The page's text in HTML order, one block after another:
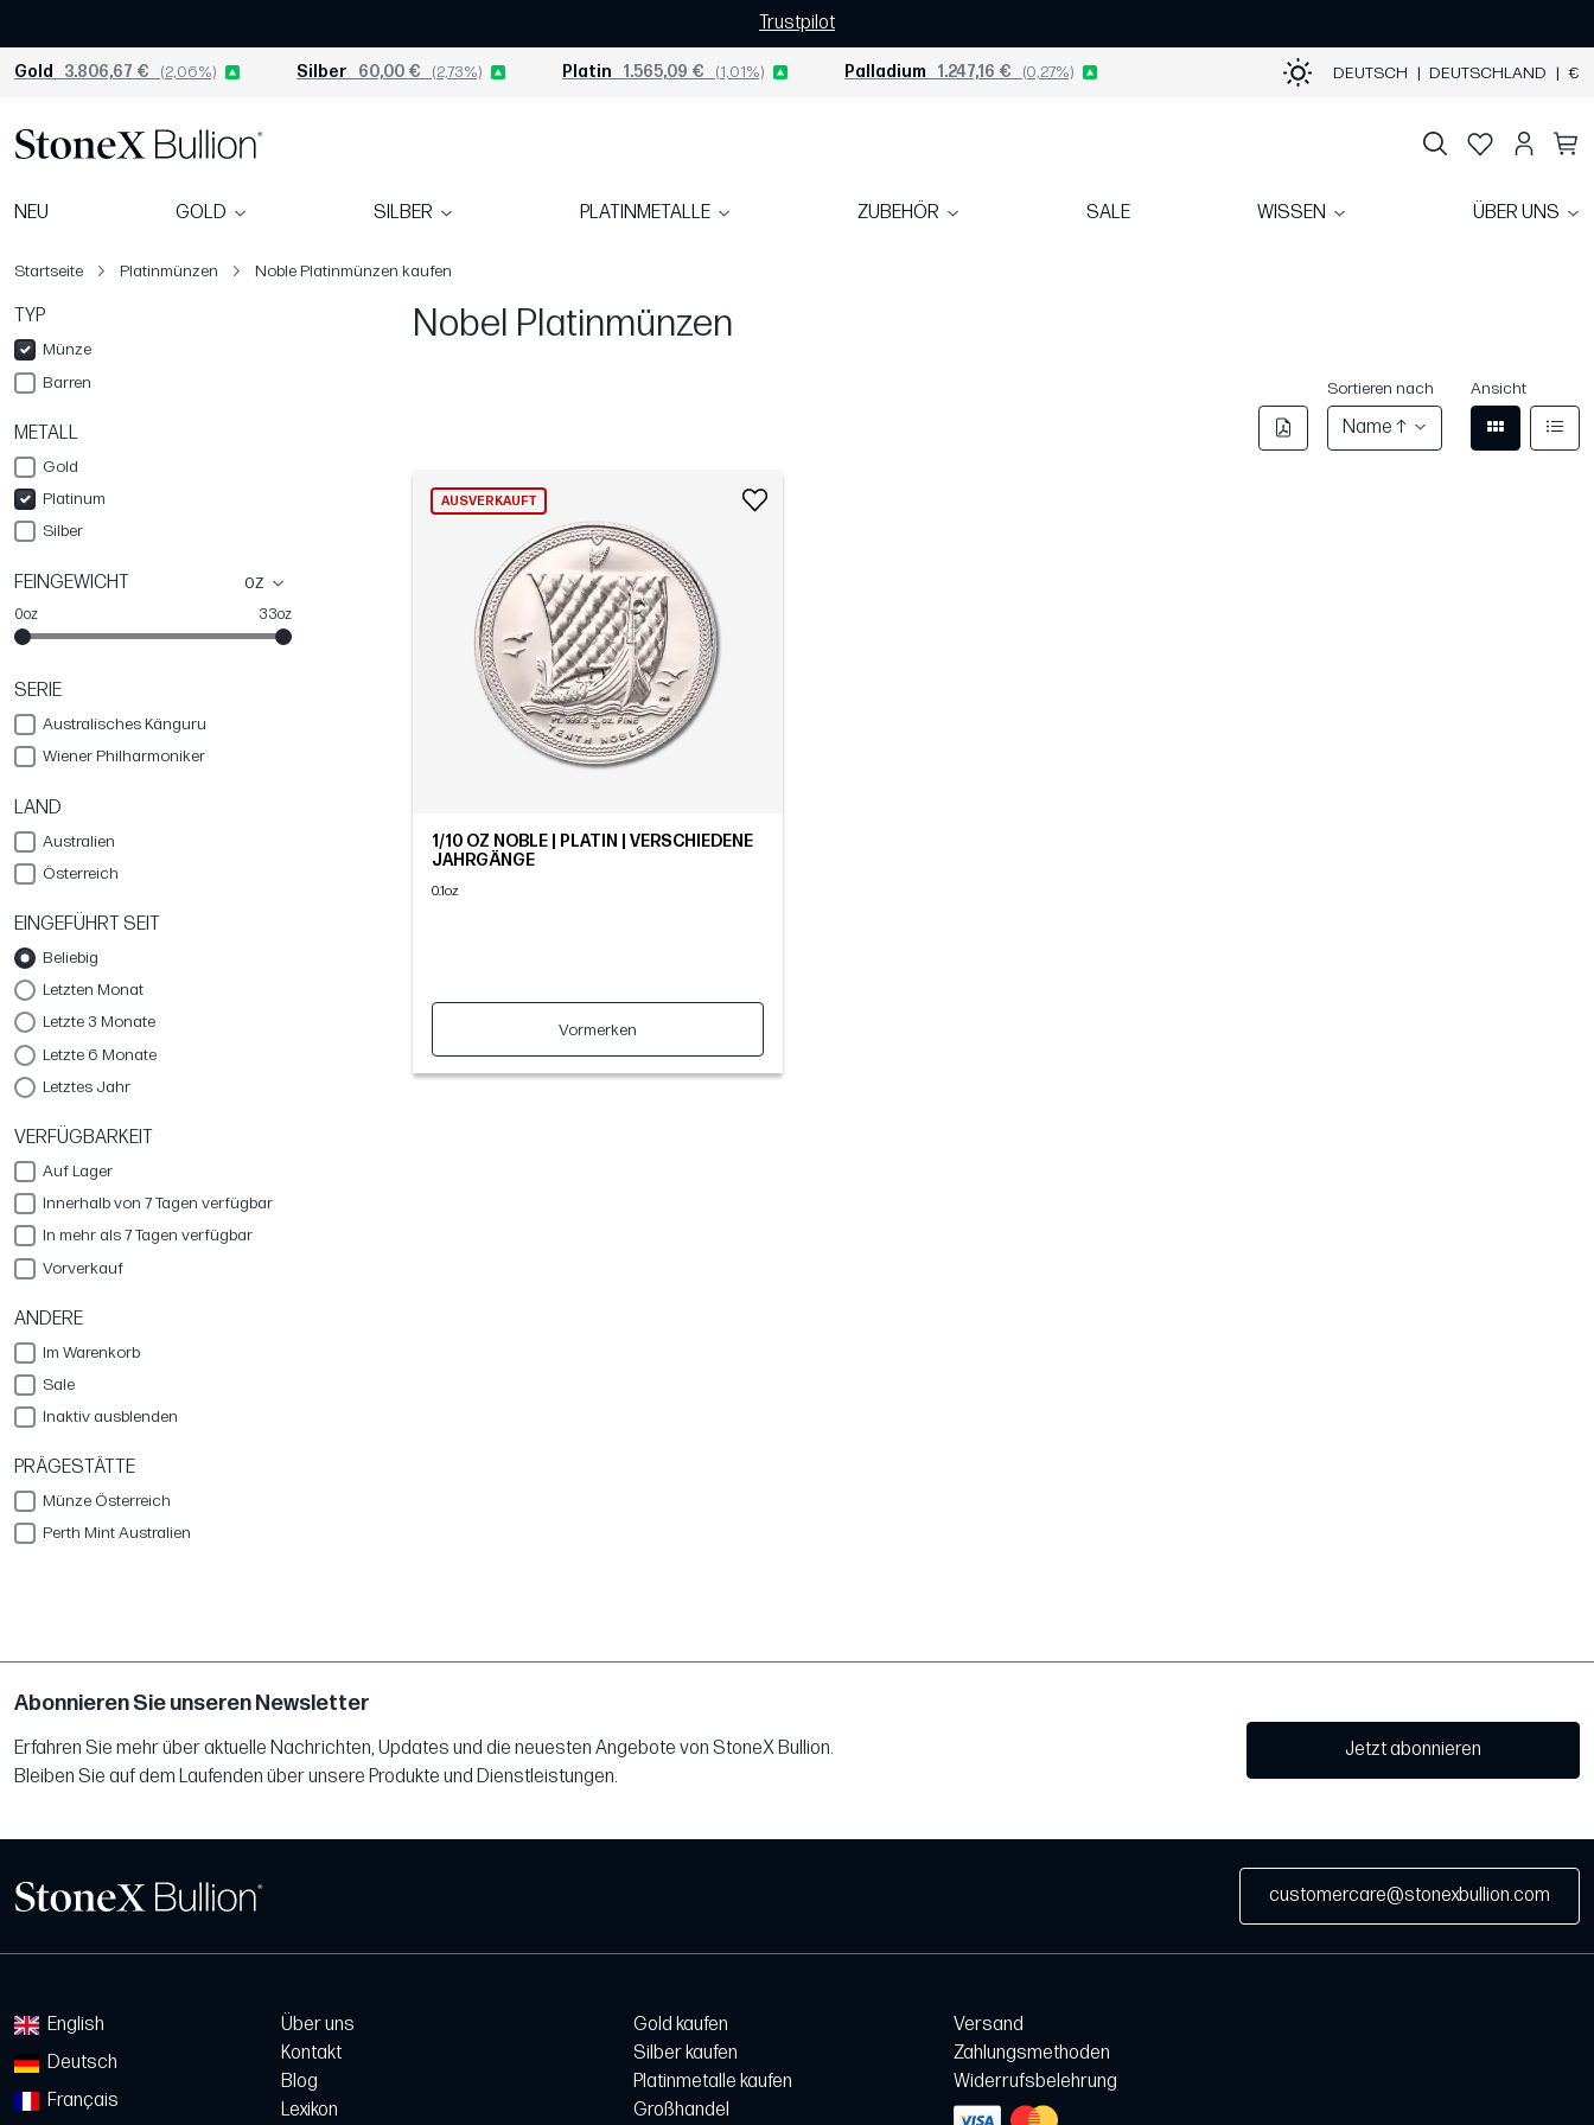
Trustpilot
Gold 3.806,67 € (2,06%) Silber 60,00 € (2,73%) Platin 1.565,09 € (1,01%) Palladium 1.247,16 € (0,27%) DEUTSCH | DEUTSCHLAND | €
NEU GOLD SILBER PLATINMETALLE ZUBEHÖR SALE WISSEN ÜBER UNS
Startseite Platinmünzen Noble Platinmünzen kaufen
TYP
Münze
Barren
METALL
Gold
Platinum
Silber
FEINGEWICHT oz
0oz 33oz
SERIE
Australisches Känguru
Wiener Philharmoniker
LAND
Australien
Österreich
EINGEFÜHRT SEIT
Beliebig
Letzten Monat
Letzte 3 Monate
Letzte 6 Monate
Letztes Jahr
VERFÜGBARKEIT
Auf Lager
Innerhalb von 7 Tagen verfügbar
In mehr als 7 Tagen verfügbar
Vorverkauf
ANDERE
Im Warenkorb
Sale
Inaktiv ausblenden
PRÄGESTÄTTE
Münze Österreich
Perth Mint Australien
Nobel Platinmünzen
Sortieren nach
Name ↑
Ansicht
AUSVERKAUFT
1/10 OZ NOBLE | PLATIN | VERSCHIEDENE
JAHRGÄNGE
0.1oz
Vormerken
Abonnieren Sie unseren Newsletter
Erfahren Sie mehr über aktuelle Nachrichten, Updates und die neuesten Angebote von StoneX Bullion.
Bleiben Sie auf dem Laufenden über unsere Produkte und Dienstleistungen.
Jetzt abonnieren
customercare@stonexbullion.com
English
Deutsch
Français
Über uns
Kontakt
Blog
Lexikon
Gold kaufen
Silber kaufen
Platinmetalle kaufen
Großhandel
Versand
Zahlungsmethoden
Widerrufsbelehrung